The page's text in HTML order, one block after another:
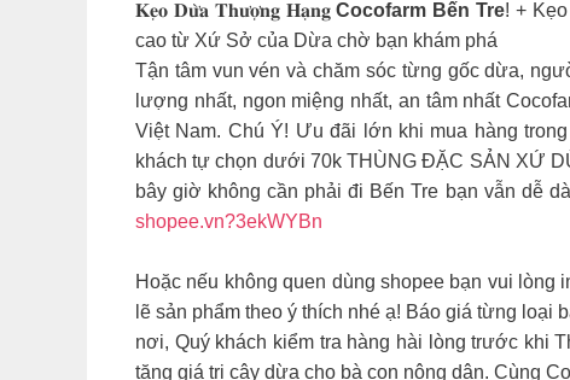
𝐊𝐞̣𝐨 𝐃𝐮̛̀𝐚 𝐓𝐡𝐮̛𝐨̛̣𝐧𝐠 𝐇𝐚̣𝐧𝐠Cocofarm Bến Tre! +
cao từ Xứ Sở của Dừa chờ bạn khám phá
Tận tâm vun vén và chăm sóc từng gốc dừa,
lượng nhất, ngon miệng nhất, an tâm nhất
Việt Nam. Chú Ý! Ưu đãi lớn khi mua hàng
khách tự chọn dưới 70k THÙNG ĐẶC SẢN XỨ
bây giờ không cần phải đi Bến Tre bạn vẫn dễ
shopee.vn?3ekWYBn
Hoặc nếu không quen dùng shopee bạn vui
lẽ sản phẩm theo ý thích nhé ạ! Báo giá từng
nơi, Quý khách kiểm tra hàng hài lòng trước khi
tăng giá trị cây dừa cho bà con nông dân. Cùng